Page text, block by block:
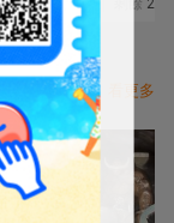
出價19 剩餘 2日
看更多